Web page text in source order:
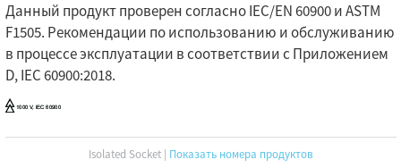
Данный продукт проверен согласно IEC/EN 60900 и ASTM
F1505. Рекомендации по использованию и обслуживанию
в процессе эксплуатации в соответствии с Приложением
D, IEC 60900:2018.
Isolated Socket | Показать номера продуктов